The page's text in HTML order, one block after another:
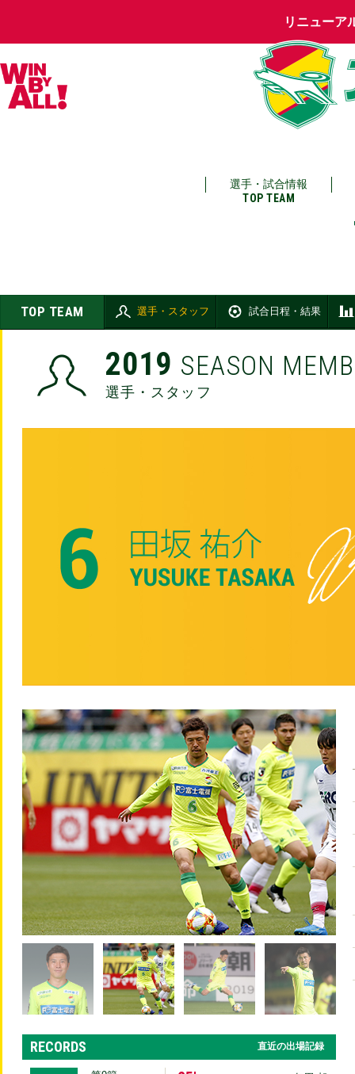
リニューア
選手・試合情報
TOP TEAM
TOP TEAM 選手・スタッフ 試合日程・結果
2019 SEASON
選手・スタッフ
RECORDS 直近の出場記録